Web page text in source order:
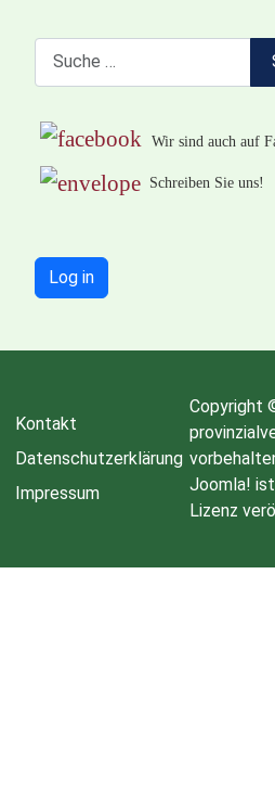
Wir sind auch auf
Schreiben Sie uns!
Log in
Kontakt
Datenschutzerklärung
Impressum
Copyright
Joomla!
Lizenz